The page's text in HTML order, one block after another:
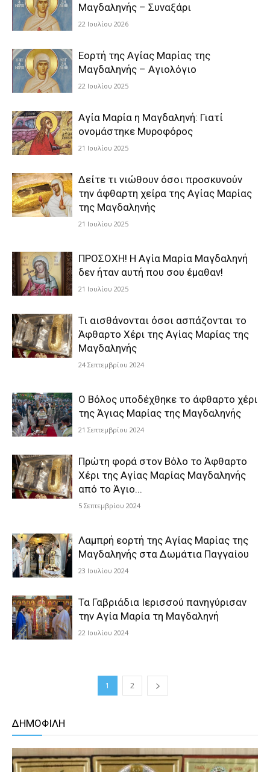
Μαγδαληνής – Συναξάρι
22 Ιουλίου 2026
Εορτή της Αγίας Μαρίας της
Μαγδαληνής – Αγιολόγιο
22 Ιουλίου 2025
Αγία Μαρία η Μαγδαληνή: Γιατί
ονομάστηκε Μυροφόρος
21 Ιουλίου 2025
Δείτε τι νιώθουν όσοι προσκυνούν
την άφθαρτη χείρα της Αγίας Μαρίας
της Μαγδαληνής
21 Ιουλίου 2025
ΠΡΟΣΟΧΗ! Η Αγία Μαρία Μαγδαληνή
δεν ήταν αυτή που σου έμαθαν!
21 Ιουλίου 2025
Τι αισθάνονται όσοι ασπάζονται το
Άφθαρτο Χέρι της Αγίας Μαρίας της
Μαγδαληνής
24 Σεπτεμβρίου 2024
Ο Βόλος υποδέχθηκε το άφθαρτο χέρι
της Άγιας Μαρίας της Μαγδαληνής
21 Σεπτεμβρίου 2024
Πρώτη φορά στον Βόλο το Άφθαρτο
Χέρι της Αγίας Μαρίας Μαγδαληνής
από το Άγιο...
5 Σεπτεμβρίου 2024
Λαμπρή εορτή της Αγίας Μαρίας της
Μαγδαληνής στα Δωμάτια Παγγαίου
23 Ιουλίου 2024
Τα Γαβριάδια Ιερισσού πανηγύρισαν
την Αγία Μαρία τη Μαγδαληνή
22 Ιουλίου 2024
1 2
ΔΗΜΟΦΙΛΗ